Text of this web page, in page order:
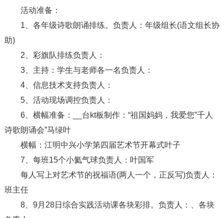
活动准备：
1、各年级诗歌朗诵排练。负责人：年级组长(语文组长协
助)
2、彩旗队排练负责人：
3、主持：学生与老师各一名负责人：
4、信息技术支持负责人：
5、活动现场调控负责人：
6、横幅准备：__台kt板制作：“祖国妈妈，我爱您”千人
诗歌朗诵会”马绿叶
横幅：江明中兴小学第四届艺术节开幕式叶子
7、每班15个小氦气球负责人：叶国军
每人写上对艺术节的祝福语(两人一个，正反写)负责人：
班主任
8、9月28日综合实践活动课各块彩排。负责人：、各块